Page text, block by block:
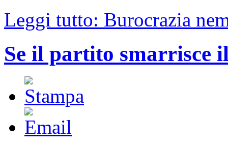
Leggi tutto: Burocrazia
Se il partito smarrisce